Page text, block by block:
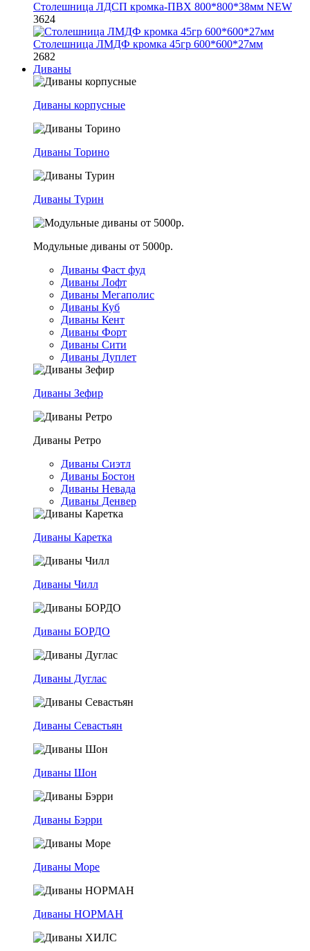
Столешница ЛДСП кромка-ПВХ 800*800*38мм NEW
3624
Столешница ЛМДФ кромка 45гр 600*600*27мм
2682
Диваны
Диваны корпусные
Диваны Торино
Диваны Турин
Модульные диваны от 5000р.
Диваны Фаст фуд
Диваны Лофт
Диваны Мегаполис
Диваны Куб
Диваны Кент
Диваны Форт
Диваны Сити
Диваны Дуплет
Диваны Зефир
Диваны Ретро
Диваны Сиэтл
Диваны Бостон
Диваны Невада
Диваны Денвер
Диваны Каретка
Диваны Чилл
Диваны БОРДО
Диваны Дуглас
Диваны Севастьян
Диваны Шон
Диваны Бэрри
Диваны Море
Диваны НОРМАН